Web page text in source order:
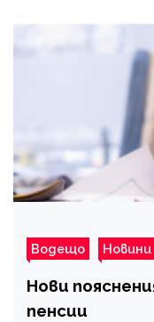
Водещо Новини
Нови
пенсии